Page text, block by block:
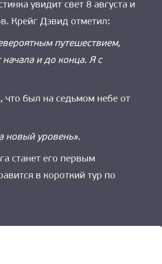
увидит свет 8 августа и
Крейг Дэвид отметил:
путешествием,
и до конца. Я с
что был на седьмом небе от
новый уровень».
станет его первым
в короткий тур по